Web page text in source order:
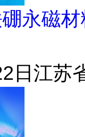
永磁
日 江苏